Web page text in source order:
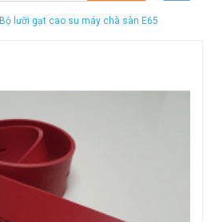
Bộ lưỡi gạt cao su máy chà sàn E65